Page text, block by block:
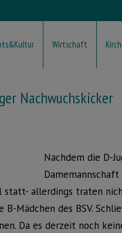
Wirtschaft
Nachwuchskicker
Nachdem die D-
statt- allerdings traten
B-Mädchen des BSV.
Da es derzeit noch